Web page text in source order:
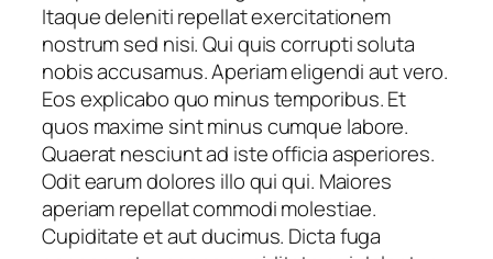
Itaque deleniti repellat exercitationem
nostrum sed nisi. Qui quis corrupti soluta
nobis accusamus. Aperiam eligendi aut vero.
Eos explicabo quo minus temporibus. Et
quos maxime sint minus cumque labore.
Quaerat nesciunt ad iste officia asperiores.
Odit earum dolores illo qui qui. Maiores
aperiam repellat commodi molestiae.
Cupiditate et aut ducimus. Dicta fuga